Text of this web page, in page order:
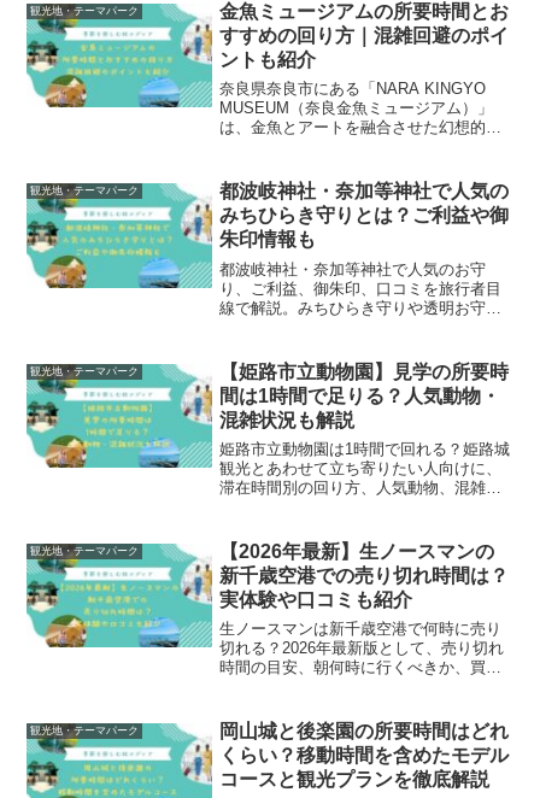
観光地・テーマパーク
金魚ミュージアムの所要時間とお
すすめの回り方｜混雑回避のポイ
ントも紹介
奈良県奈良市にある「NARA KINGYO
MUSEUM（奈良金魚ミュージアム）」
は、金魚とアートを融合させた幻想的な
浮かべる方が多いですが、雨の日でも楽
しめる写真映え...
観光地・テーマパーク
都波岐神社・奈加等神社で人気の
みちひらき守りとは？ご利益や御
朱印情報も
都波岐神社・奈加等神社で人気のお守
り、ご利益、御朱印、口コミを旅行者目
線で解説。みちひらき守りや透明お守
観光地・テーマパーク
【姫路市立動物園】見学の所要時
間は1時間で足りる？人気動物・
混雑状況も解説
姫路市立動物園は1時間で回れる？姫路城
観光とあわせて立ち寄りたい人向けに、
滞在時間別の回り方、人気動物、混雑し
観光地・テーマパーク
【2026年最新】生ノースマンの
新千歳空港での売り切れ時間は？
実体験や口コミも紹介
生ノースマンは新千歳空港で何時に売り
切れる？2026年最新版として、売り切れ
時間の目安、朝何時に行くべきか、買え
観光地・テーマパーク
岡山城と後楽園の所要時間はどれ
くらい？移動時間を含めたモデル
コースと観光プランを徹底解説